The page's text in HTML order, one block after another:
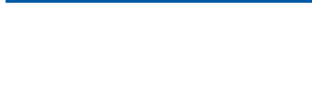
Zum